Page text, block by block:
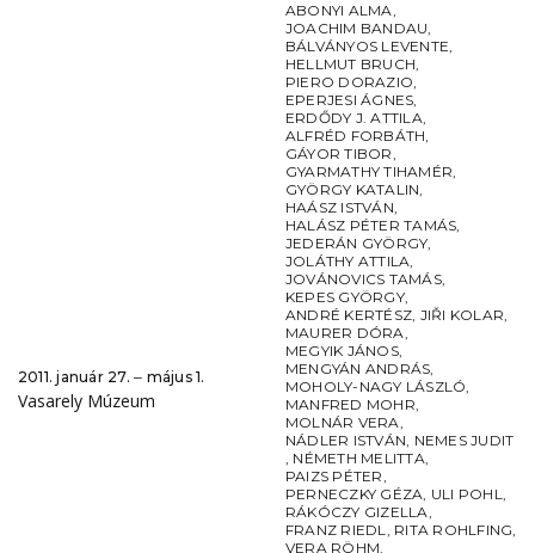
2011. január 27. ‒ május 1.
Vasarely Múzeum
ABONYI ALMA,
JOACHIM BANDAU,
BÁLVÁNYOS LEVENTE,
HELLMUT BRUCH,
PIERO DORAZIO,
EPERJESI ÁGNES,
ERDŐDY J. ATTILA,
ALFRÉD FORBÁTH,
GÁYOR TIBOR,
GYARMATHY TIHAMÉR,
GYÖRGY KATALIN,
HAÁSZ ISTVÁN,
HALÁSZ PÉTER TAMÁS,
JEDERÁN GYÖRGY,
JOLÁTHY ATTILA,
JOVÁNOVICS TAMÁS,
KEPES GYÖRGY,
ANDRÉ KERTÉSZ, JIŘI KOLAR,
MAURER DÓRA,
MEGYIK JÁNOS,
MENGYÁN ANDRÁS,
MOHOLY-NAGY LÁSZLÓ,
MANFRED MOHR,
MOLNÁR VERA,
NÁDLER ISTVÁN, NEMES JUDIT
, NÉMETH MELITTA,
PAIZS PÉTER,
PERNECZKY GÉZA, ULI POHL,
RÁKÓCZY GIZELLA,
FRANZ RIEDL, RITA ROHLFING,
VERA RÖHM,